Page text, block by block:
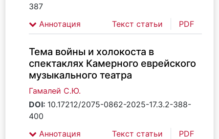
387
Аннотация
Текст статьи PDF
Тема войны и холокоста в
спектаклях Камерного еврейского
музыкального театра
Гамалей С.Ю.
DOI: 10.17212/2075-0862-2025-17.3.2-388-
400
Аннотация
Текст статьи PDF